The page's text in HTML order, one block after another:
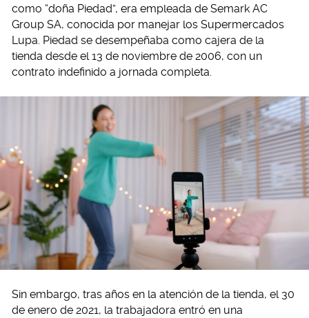
como “doña Piedad”, era empleada de Semark AC
Group SA, conocida por manejar los Supermercados
Lupa. Piedad se desempeñaba como cajera de la
tienda desde el 13 de noviembre de 2006, con un
contrato indefinido a jornada completa.
Sin embargo, tras años en la atención de la tienda, el 30
de enero de 2021, la trabajadora entró en una